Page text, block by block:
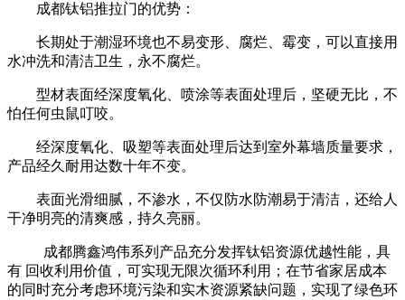
成都钛铝推拉门的优势：
长期处于潮湿环境也不易变形、腐烂、霉变，可以直接用
水冲洗和清洁卫生，永不腐烂。
型材表面经深度氧化、喷涂等表面处理后，坚硬无比，不
怕任何虫鼠叮咬。
经深度氧化、吸塑等表面处理后达到室外幕墙质量要求，
产品经久耐用达数十年不变。
表面光滑细腻，不渗水，不仅防水防潮易于清洁，还给人
干净明亮的清爽感，持久亮丽。
成都腾鑫鸿伟系列产品充分发挥钛铝资源优越性能，具
有 回收利用价值，可实现无限次循环利用；在节省家居成本
的同时充分考虑环境污染和实木资源紧缺问题，实现了绿色环